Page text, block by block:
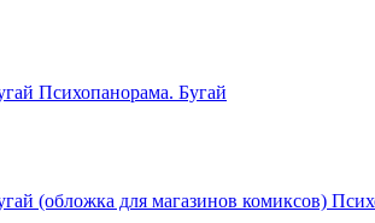
Психопанорама. Бугай